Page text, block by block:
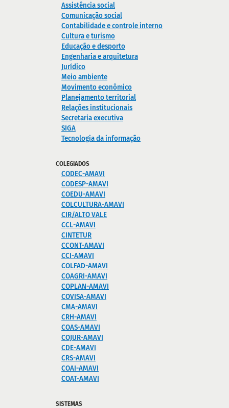
Assistência social
Comunicação social
Contabilidade e controle interno
Cultura e turismo
Educação e desporto
Engenharia e arquitetura
Jurídico
Meio ambiente
Movimento econômico
Planejamento territorial
Relações institucionais
Secretaria executiva
SIGA
Tecnologia da informação
COLEGIADOS
CODEC-AMAVI
CODESP-AMAVI
COEDU-AMAVI
COLCULTURA-AMAVI
CIR/ALTO VALE
CCL-AMAVI
CINTETUR
CCONT-AMAVI
CCI-AMAVI
COLFAD-AMAVI
COAGRI-AMAVI
COPLAN-AMAVI
COVISA-AMAVI
CMA-AMAVI
CRH-AMAVI
COAS-AMAVI
COJUR-AMAVI
CDE-AMAVI
CRS-AMAVI
COAI-AMAVI
COAT-AMAVI
SISTEMAS